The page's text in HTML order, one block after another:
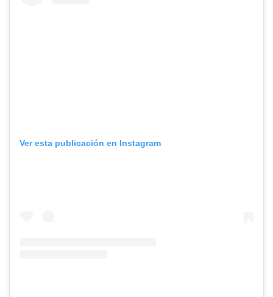
Ver esta publicación en Instagram